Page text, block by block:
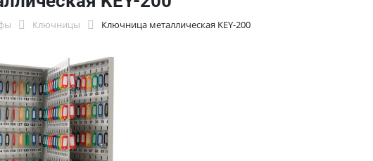
Ключницы Ключница металлическая KEY-200